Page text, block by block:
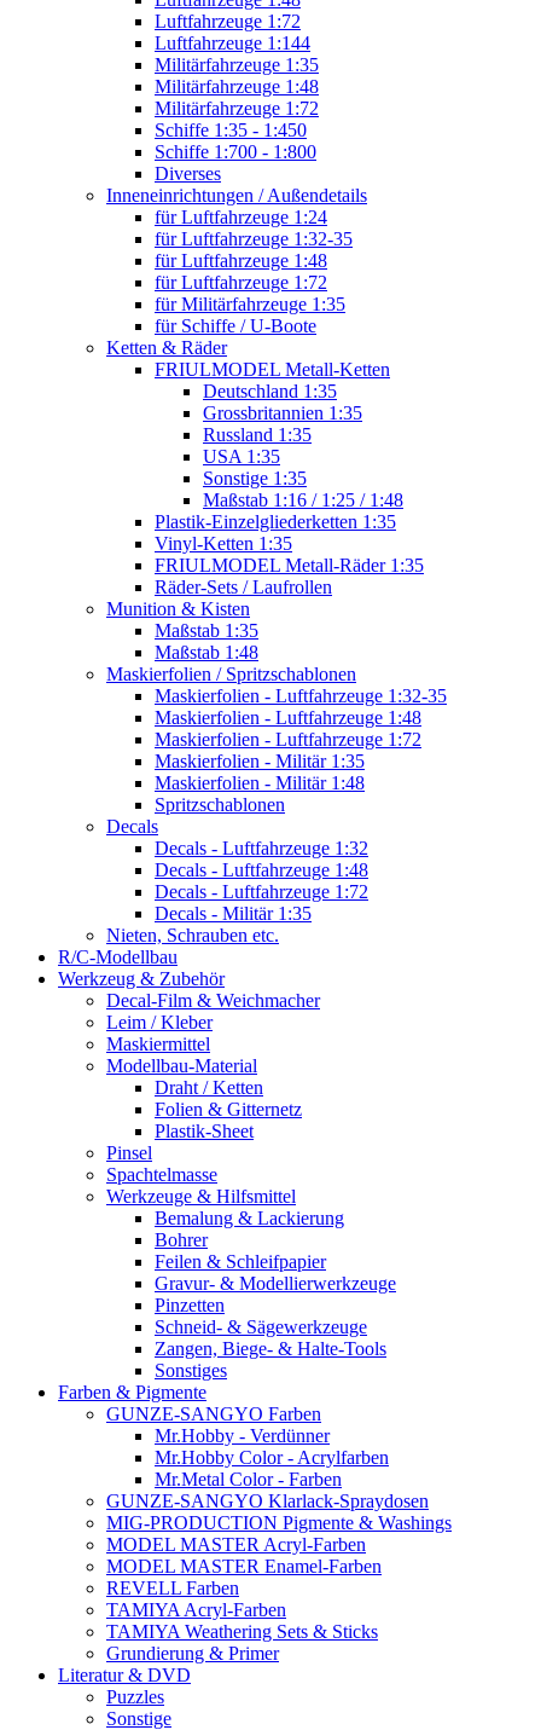
Luftfahrzeuge 1:72
Luftfahrzeuge 1:144
Militärfahrzeuge 1:35
Militärfahrzeuge 1:48
Militärfahrzeuge 1:72
Schiffe 1:35 - 1:450
Schiffe 1:700 - 1:800
Diverses
Inneneinrichtungen / Außendetails
für Luftfahrzeuge 1:24
für Luftfahrzeuge 1:32-35
für Luftfahrzeuge 1:48
für Luftfahrzeuge 1:72
für Militärfahrzeuge 1:35
für Schiffe / U-Boote
Ketten & Räder
FRIULMODEL Metall-Ketten
Deutschland 1:35
Grossbritannien 1:35
Russland 1:35
USA 1:35
Sonstige 1:35
Maßstab 1:16 / 1:25 / 1:48
Plastik-Einzelgliederketten 1:35
Vinyl-Ketten 1:35
FRIULMODEL Metall-Räder 1:35
Räder-Sets / Laufrollen
Munition & Kisten
Maßstab 1:35
Maßstab 1:48
Maskierfolien / Spritzschablonen
Maskierfolien - Luftfahrzeuge 1:32-35
Maskierfolien - Luftfahrzeuge 1:48
Maskierfolien - Luftfahrzeuge 1:72
Maskierfolien - Militär 1:35
Maskierfolien - Militär 1:48
Spritzschablonen
Decals
Decals - Luftfahrzeuge 1:32
Decals - Luftfahrzeuge 1:48
Decals - Luftfahrzeuge 1:72
Decals - Militär 1:35
Nieten, Schrauben etc.
R/C-Modellbau
Werkzeug & Zubehör
Decal-Film & Weichmacher
Leim / Kleber
Maskiermittel
Modellbau-Material
Draht / Ketten
Folien & Gitternetz
Plastik-Sheet
Pinsel
Spachtelmasse
Werkzeuge & Hilfsmittel
Bemalung & Lackierung
Bohrer
Feilen & Schleifpapier
Gravur- & Modellierwerkzeuge
Pinzetten
Schneid- & Sägewerkzeuge
Zangen, Biege- & Halte-Tools
Sonstiges
Farben & Pigmente
GUNZE-SANGYO Farben
Mr.Hobby - Verdünner
Mr.Hobby Color - Acrylfarben
Mr.Metal Color - Farben
GUNZE-SANGYO Klarlack-Spraydosen
MIG-PRODUCTION Pigmente & Washings
MODEL MASTER Acryl-Farben
MODEL MASTER Enamel-Farben
REVELL Farben
TAMIYA Acryl-Farben
TAMIYA Weathering Sets & Sticks
Grundierung & Primer
Literatur & DVD
Puzzles
Sonstige